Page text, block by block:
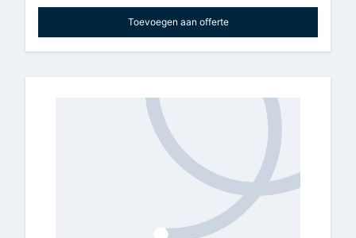
Toevoegen aan offerte